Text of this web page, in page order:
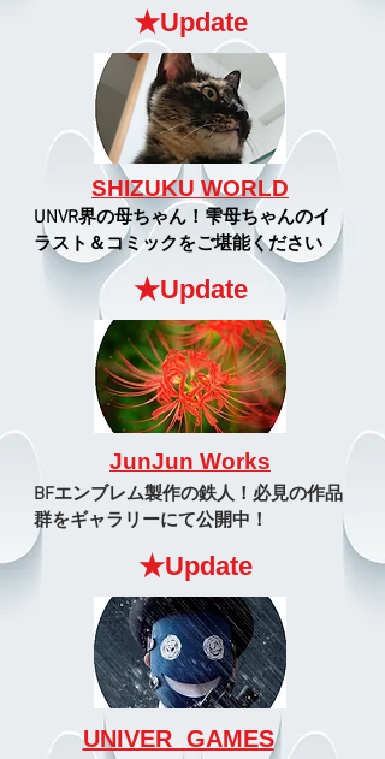
★Update
★Update
★Update
JunJun Works
BFエンブレム製作の鉄人！必見の作品
群を​ギャラリーにて公開中！
UNIVER GAMES
SHIZUKU WORLD
UNVR界の母ちゃん！雫母ちゃんのイ
ラスト＆コミックをご堪能ください